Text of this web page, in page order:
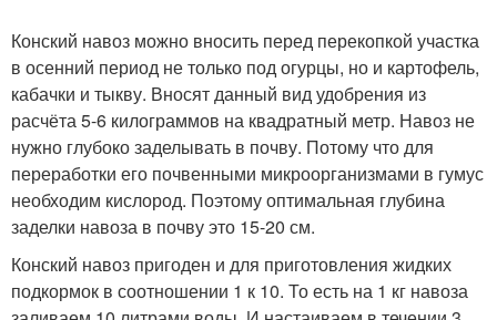
Конский навоз можно вносить перед перекопкой участка
в осенний период не только под огурцы, но и картофель,
кабачки и тыкву. Вносят данный вид удобрения из
расчёта 5-6 килограммов на квадратный метр. Навоз не
нужно глубоко заделывать в почву. Потому что для
переработки его почвенными микроорганизмами в гумус
необходим кислород. Поэтому оптимальная глубина
заделки навоза в почву это 15-20 см.
Конский навоз пригоден и для приготовления жидких
подкормок в соотношении 1 к 10. То есть на 1 кг навоза